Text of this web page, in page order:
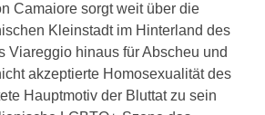
Camaiore sorgt weit über die
Kleinstadt im Hinterland des
Viareggio hinaus für Abscheu und
akzeptierte Homosexualität des
Hauptmotiv der Bluttat zu sein